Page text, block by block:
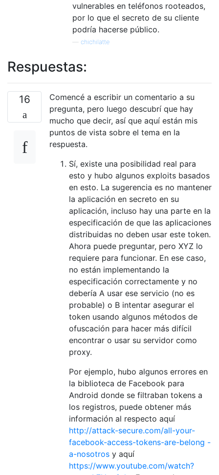
vulnerables en teléfonos rooteados,
por lo que el secreto de su cliente
podría hacerse público.
chichilatte
Respuestas:
16
Comencé a escribir un comentario a su
pregunta, pero luego descubrí que hay
mucho que decir, así que aquí están mis
puntos de vista sobre el tema en la
respuesta.
Sí, existe una posibilidad real para
esto y hubo algunos exploits basados
​​en esto. La sugerencia es no mantener
la aplicación en secreto en su
aplicación, incluso hay una parte en la
especificación de que las aplicaciones
distribuidas no deben usar este token.
Ahora puede preguntar, pero XYZ lo
requiere para funcionar. En ese caso,
no están implementando la
especificación correctamente y no
debería A usar ese servicio (no es
probable) o B intentar asegurar el
token usando algunos métodos de
ofuscación para hacer más difícil
encontrar o usar su servidor como
proxy.
Por ejemplo, hubo algunos errores en
la biblioteca de Facebook para
Android donde se filtraban tokens a
los registros, puede obtener más
información al respecto aquí
http://attack-secure.com/all-your-
facebook-access-tokens-are-belong -
a-nosotros y aquí
https://www.youtube.com/watch?